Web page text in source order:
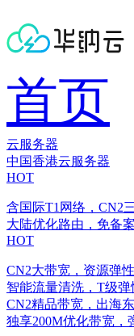
首页
云服务器
中国香港云服务器
HOT
含国际T1网络，CN2
大陆优化路由，免备
HOT
CN2大带宽，资源弹
智能流量清洗，T级弹
CN2精品带宽，出海
独享200M优化带宽，